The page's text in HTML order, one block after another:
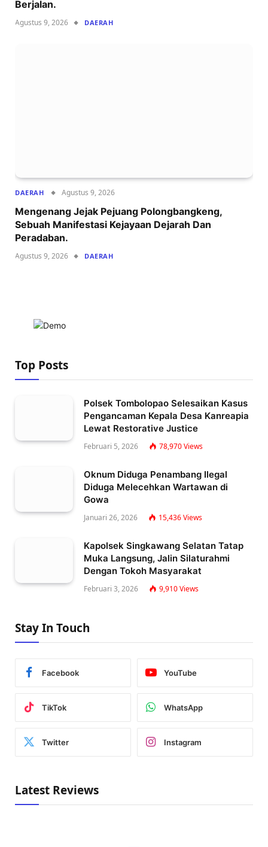
Berjalan.
Agustus 9, 2026 DAERAH
DAERAH Agustus 9, 2026
Mengenang Jejak Pejuang Polongbangkeng,
Sebuah Manifestasi Kejayaan Dejarah Dan
Peradaban.
Agustus 9, 2026 DAERAH
Top Posts
Polsek Tombolopao Selesaikan Kasus
Pengancaman Kepala Desa Kanreapia
Lewat Restorative Justice
Februari 5, 2026 78,970Views
Oknum Diduga Penambang Ilegal
Diduga Melecehkan Wartawan di
Gowa
Januari 26, 2026 15,436Views
Kapolsek Singkawang Selatan Tatap
Muka Langsung, Jalin Silaturahmi
Dengan Tokoh Masyarakat
Februari 3, 2026 9,910Views
Stay In Touch
Facebook YouTube
TikTok WhatsApp
Twitter Instagram
Latest Reviews